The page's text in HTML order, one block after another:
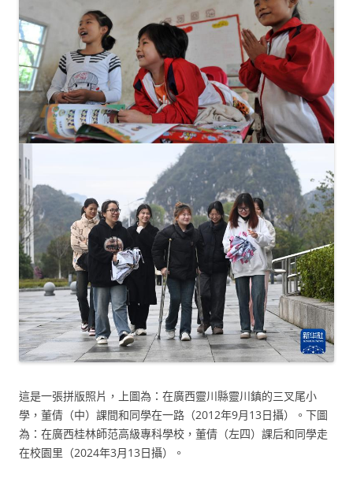
這是一張拼版照片，上圖為：在廣西靈川縣靈川鎮的三叉尾小
學，董倩（中）課間和同學在一路（2012年9月13日攝）。下圖
為：在廣西桂林師范高級專科學校，董倩（左四）課后和同學走
在校園里（2024年3月13日攝）。